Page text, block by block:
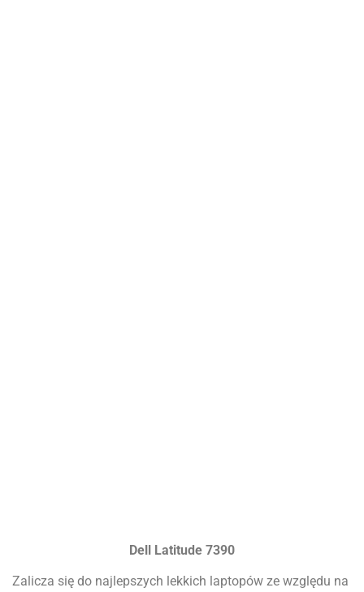
Dell Latitude 7390
Zalicza się do najlepszych lekkich laptopów ze względu na